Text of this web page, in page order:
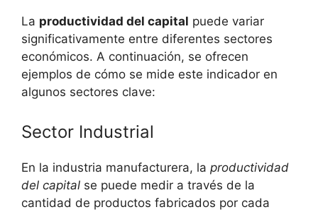
La productividad del capital puede variar
significativamente entre diferentes sectores
económicos. A continuación, se ofrecen
ejemplos de cómo se mide este indicador en
algunos sectores clave:
Sector Industrial
En la industria manufacturera, la productividad
del capital se puede medir a través de la
cantidad de productos fabricados por cada